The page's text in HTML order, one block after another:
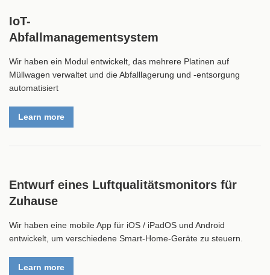
IoT-
Abfallmanagementsystem
Wir haben ein Modul entwickelt, das mehrere Platinen auf
Müllwagen verwaltet und die Abfalllagerung und -entsorgung
automatisiert
Learn more
Entwurf eines Luftqualitätsmonitors für
Zuhause
Wir haben eine mobile App für iOS / iPadOS und Android
entwickelt, um verschiedene Smart-Home-Geräte zu steuern.
Learn more